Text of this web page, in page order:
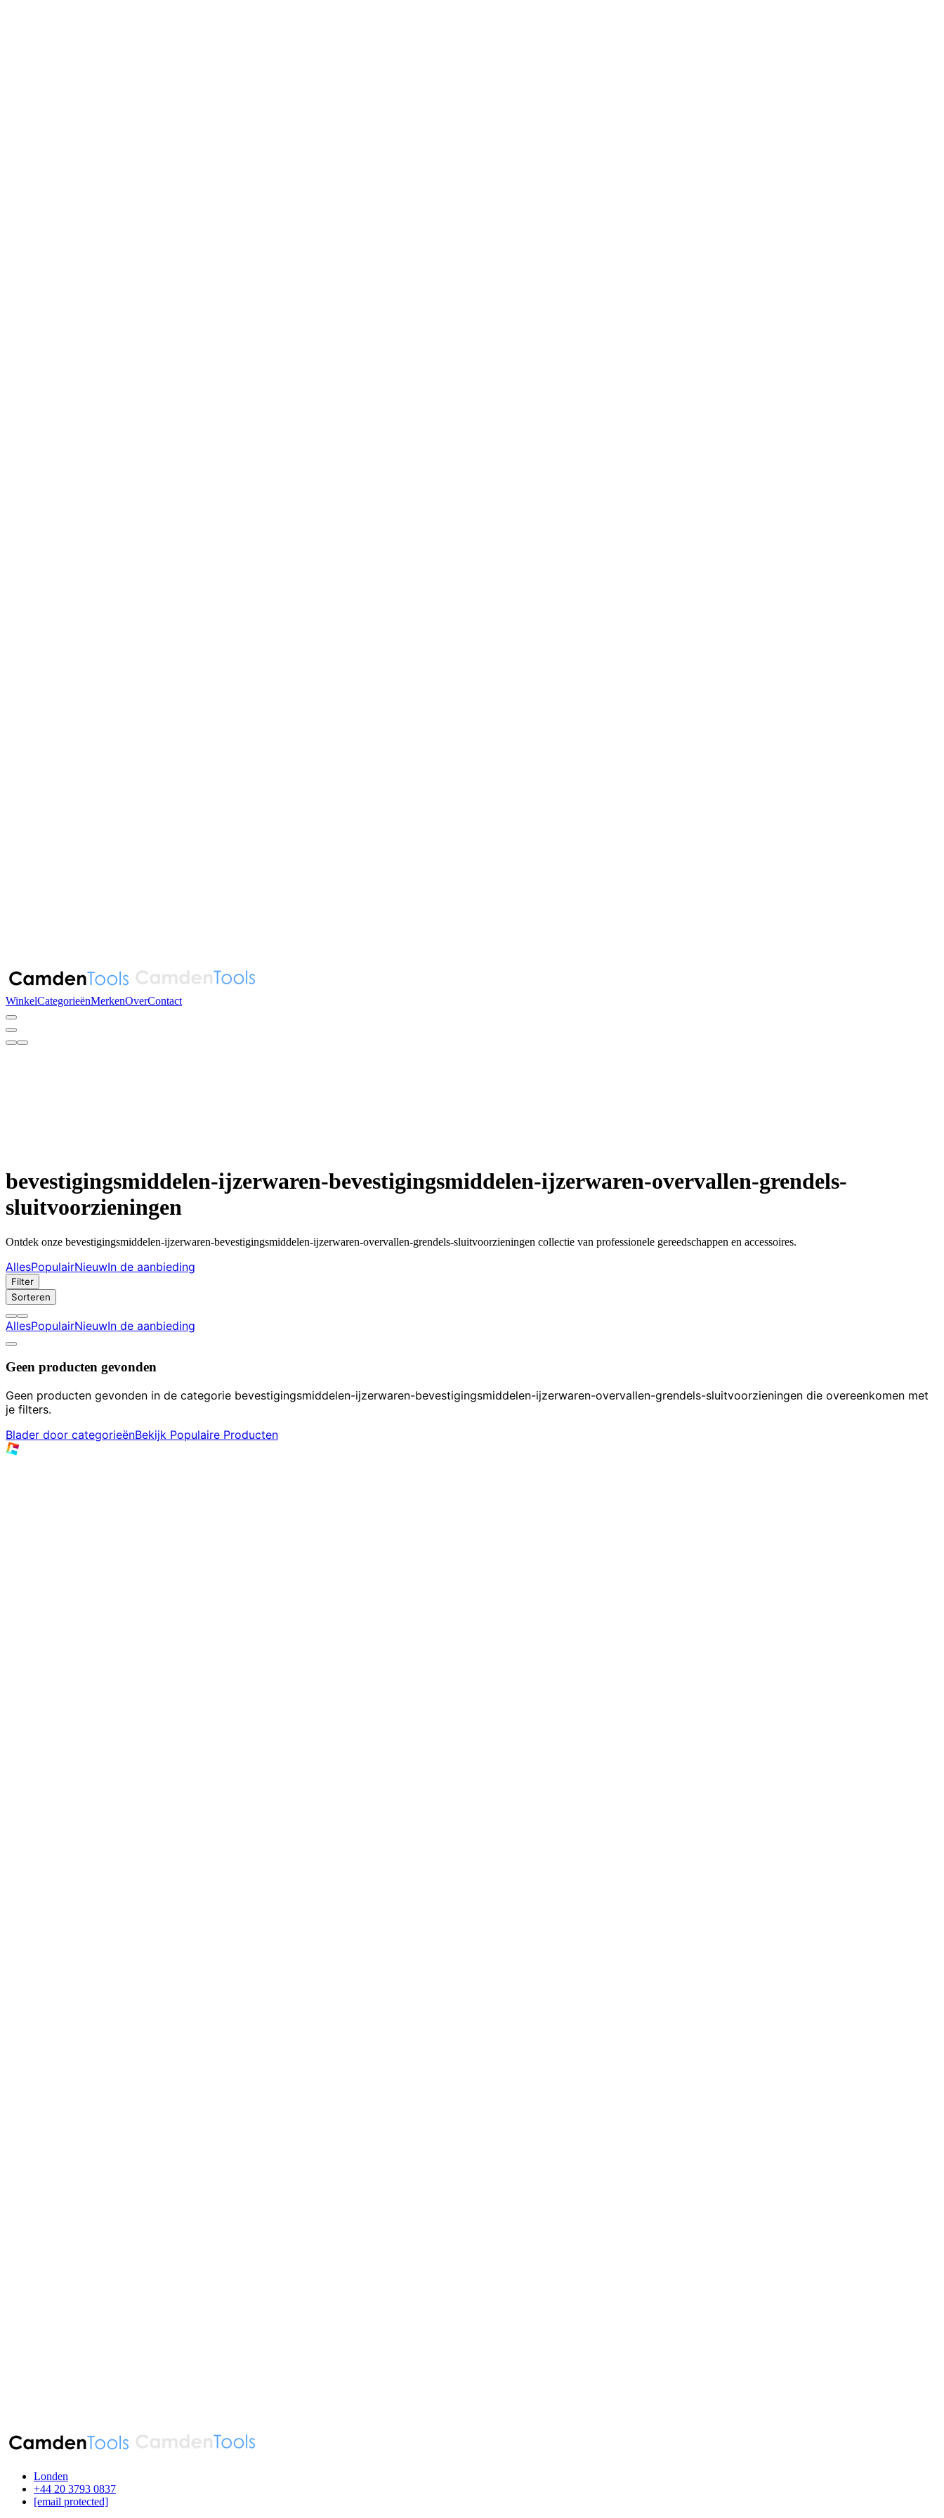
WinkelCategorieënMerkenOverContact
bevestigingsmiddelen-ijzerwaren-bevestigingsmiddelen-ijzerwaren-overvallen-grendels-
sluitvoorzieningen
Ontdek onze bevestigingsmiddelen-ijzerwaren-bevestigingsmiddelen-ijzerwaren-overvallen-grendels-sluitvoorzieningen collectie van professionele gereedschappen en accessoires.
AllesPopulairNieuwIn de aanbieding
Filter
Sorteren
AllesPopulairNieuwIn de aanbieding
Geen producten gevonden
Geen producten gevonden in de categorie bevestigingsmiddelen-ijzerwaren-bevestigingsmiddelen-ijzerwaren-overvallen-grendels-sluitvoorzieningen die overeenkomen met
je filters.
Blader door categorieënBekijk Populaire Producten
Londen
‪+44 20 3793 0837‬
[email protected]